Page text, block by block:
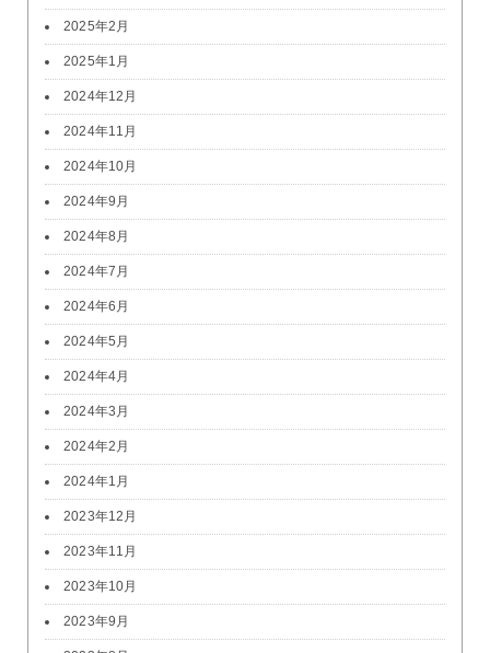
2025年2月
2025年1月
2024年12月
2024年11月
2024年10月
2024年9月
2024年8月
2024年7月
2024年6月
2024年5月
2024年4月
2024年3月
2024年2月
2024年1月
2023年12月
2023年11月
2023年10月
2023年9月